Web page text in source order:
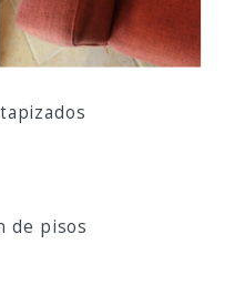
de pisos